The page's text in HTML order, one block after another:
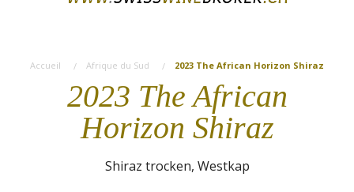
Accueil Afrique du Sud 2023 The African Horizon Shiraz
2023 The African
Horizon Shiraz
Shiraz trocken, Westkap